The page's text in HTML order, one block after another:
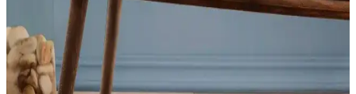
Viscotex visko yastık modellerinin özellikleri ve
karşılaştırması
Bu makale, Viscotex Lif Kılıflı Hava Kanallı ve Medium Serenity
ergonomik visko yastıklarının özelliklerini, kullanıcı yorumlarını ve
performanslarını detaylı şekilde karşılaştırıyor.